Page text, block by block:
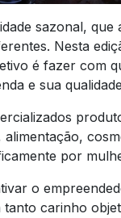
sazonal,
Nesta
é fazer com
e sua
por
o
carinho